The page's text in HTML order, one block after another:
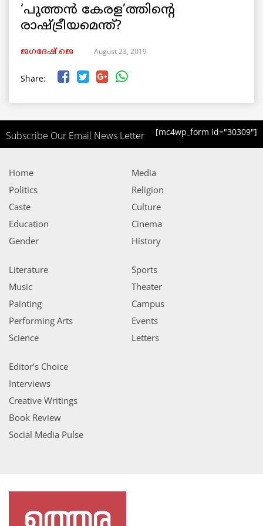
‘പുത്തൻ കേരള’ത്തിന്റെ
രാഷ്ട്രീയമെന്ത്?
ജഗദേഷ് ജെ August 23, 2019
Share:
Subscribe Our Email News Letter [mc4wp_form id="30309"]
Home
Politics
Caste
Education
Gender
Media
Religion
Culture
Cinema
History
Literature
Music
Painting
Performing Arts
Science
Sports
Theater
Campus
Events
Letters
Editor’s Choice
Interviews
Creative Writings
Book Review
Social Media Pulse